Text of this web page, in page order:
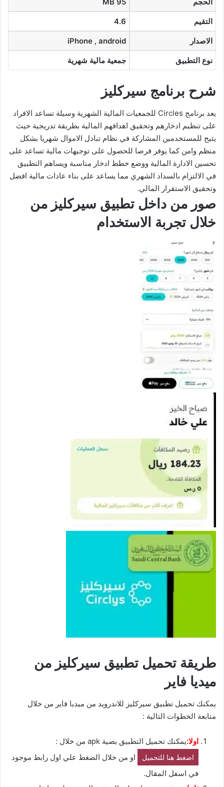
الحجم 95 MB
التقيم 4.6
الاصدار iPhone , android
نوع التطبيق جمعية مالية شهرية
شرح برنامج سيركليز
يعد برنامج Circles للجمعيات المالية الشهرية وسيلة تساعد الافراد
على تنظيم ادخارهم وتحقيق اهدافهم المالية بطريقة تدريجية حيث
يتيح للمستخدمين المشاركة في نظام تبادل الاموال شهريا بشكل
منظم وامن كما يوفر فرصا للحصول على توجيهات مالية تساعد على
تحسين الادارة المالية ووضع خطط ادخار مناسبة ويساهم التطبيق
في الالتزام بالسداد الشهري مما يساعد على بناء عادات مالية افضل
وتحقيق الاستقرار المالي.
صور من داخل تطبيق سيركليز من
خلال تجربة الاستخدام
طريقة تحميل تطبيق سيركليز من
ميديا فاير
يمكنك تحميل تطبيق سيركليز للاندرويد من ميديا فاير من خلال
متابعة الخطوات التالية :
اولا:يمكنك تحميل التطبيق بصية apk من خلال :
اضغط هنا للتحميل
او من خلال الضغط علي اول رابط موجود
في اسفل المقال.